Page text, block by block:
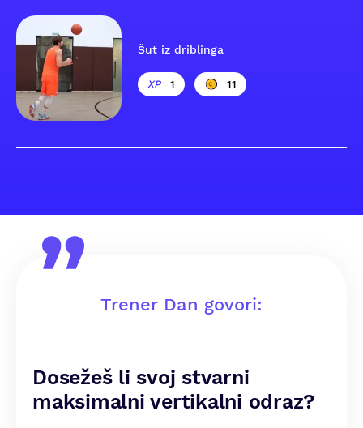
Šut iz driblinga
1 11
Trener Dan govori:
Dosežeš li svoj stvarni
maksimalni vertikalni odraz?